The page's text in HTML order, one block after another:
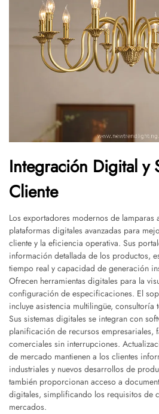
Integración Digital y
Cliente
Los exportadores modernos de lamparas
plataformas digitales avanzadas para
cliente y la eficiencia operativa. Sus
información detallada de los productos,
tiempo real y capacidad de generación
Ofrecen herramientas digitales para la
configuración de especificaciones. El
incluye asistencia multilingüe, consultoría
Sus sistemas digitales se integran con
planificación de recursos empresariales,
comerciales sin interrupciones.
de mercado mantienen a los clientes
industriales y nuevos desarrollos de
también proporcionan acceso a
digitales, simplificando los requisitos de
mercados.